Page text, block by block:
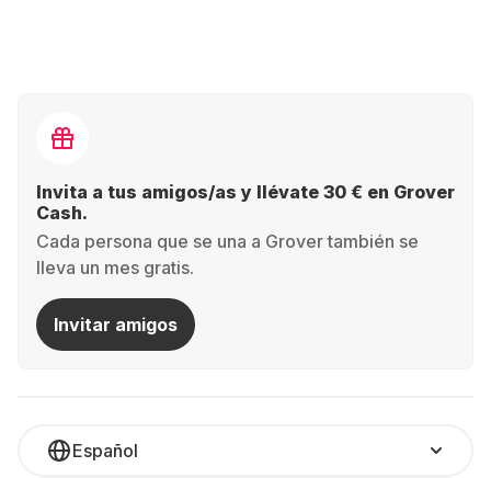
Invita a tus amigos/as y llévate 30 € en Grover
Cash.
Cada persona que se una a Grover también se
lleva un mes gratis.
Invitar amigos
Español